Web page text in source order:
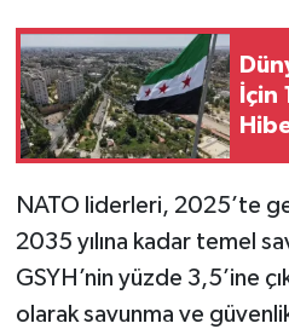
İçin
NATO liderleri, 2025’te
2035 yılına kadar temel
GSYH’nin yüzde 3,5’ine
olarak savunma ve